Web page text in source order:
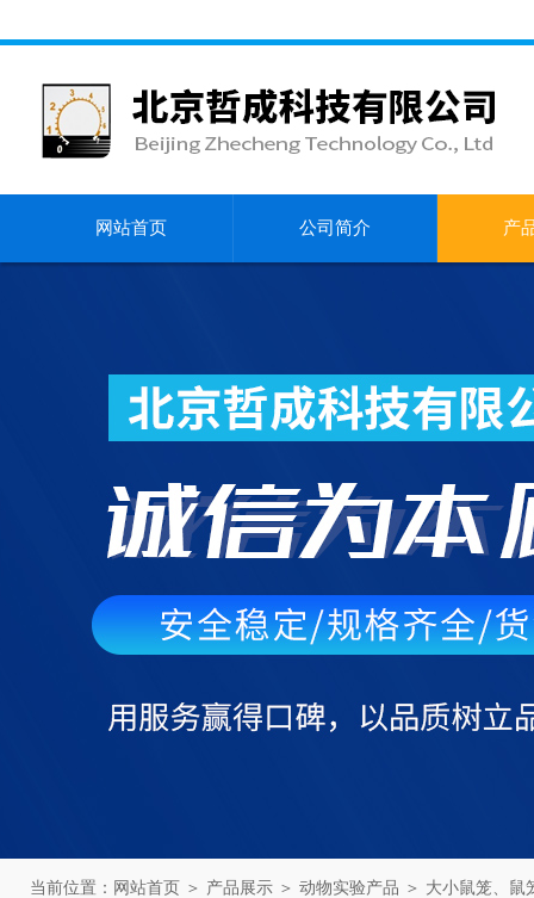
网站首页 公司简介 产
当前位置： 网站首页 ＞ 产品展示 ＞ 动物实验产品 ＞ 大小鼠笼、鼠